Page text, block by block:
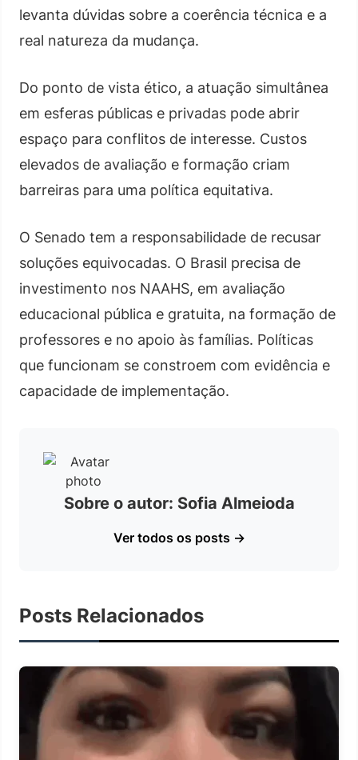
levanta dúvidas sobre a coerência técnica e a
real natureza da mudança.
Do ponto de vista ético, a atuação simultânea
em esferas públicas e privadas pode abrir
espaço para conflitos de interesse. Custos
elevados de avaliação e formação criam
barreiras para uma política equitativa.
O Senado tem a responsabilidade de recusar
soluções equivocadas. O Brasil precisa de
investimento nos NAAHS, em avaliação
educacional pública e gratuita, na formação de
professores e no apoio às famílias. Políticas
que funcionam se constroem com evidência e
capacidade de implementação.
Sobre o autor: Sofia Almeioda
Ver todos os posts →
Posts Relacionados